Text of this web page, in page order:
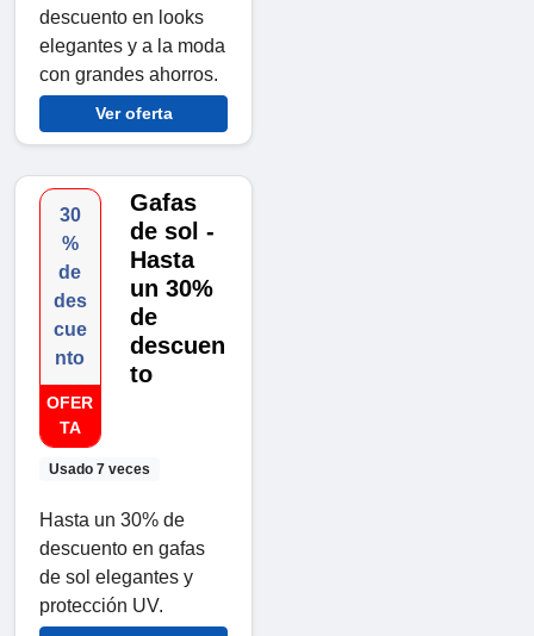
descuento en looks
elegantes y a la moda
con grandes ahorros.
Ver oferta
30
%
de
des
cue
nto
OFER
TA
Usado 7 veces
Gafas
de sol -
Hasta
un 30%
de
descuen
to
Hasta un 30% de
descuento en gafas
de sol elegantes y
protección UV.